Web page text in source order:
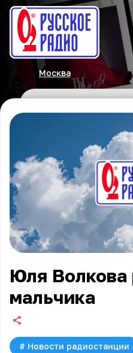
Москва
Юля Волкова
мальчика
# Новости радиостанции